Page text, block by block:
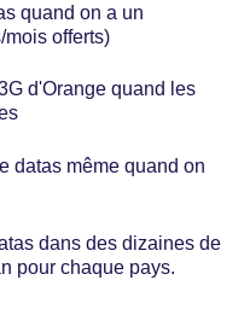
quand on a un
offerts)
d'Orange quand les
datas même quand on
dans des dizaines de
pour chaque pays.